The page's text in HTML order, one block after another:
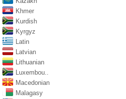
Khmer
Kurdish
Kyrgyz
Latin
Latvian
Lithuanian
Luxembou..
Macedonian
Malagasy